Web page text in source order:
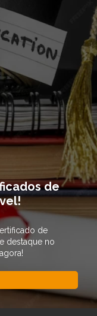
de
de
destaque no